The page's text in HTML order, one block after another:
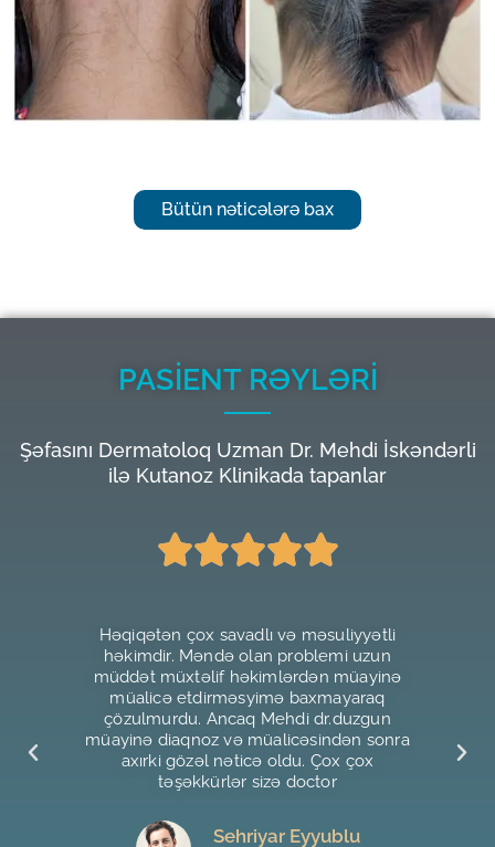
Bütün nəticələrə bax
PASİENT RƏYLƏRİ
Şəfasını Dermatoloq Uzman Dr. Mehdi İskəndərli
ilə Kutanoz Klinikada tapanlar
Həqiqətən çox savadlı və məsuliyyətli
həkimdir. Məndə olan problemi uzun
müddət müxtəlif həkimlərdən müayinə
müalicə etdirməsyimə baxmayaraq
çözulmurdu. Ancaq Mehdi dr.duzgun
müayinə diaqnoz və müalicəsindən sonra
axırki gözəl nəticə oldu. Çox çox
təşəkkürlər sizə doctor
Sehriyar Eyyublu